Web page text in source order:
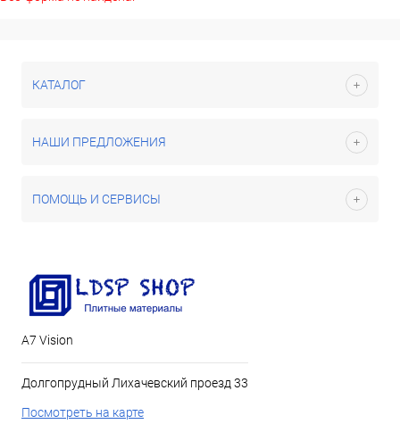
КАТАЛОГ
НАШИ ПРЕДЛОЖЕНИЯ
ПОМОЩЬ И СЕРВИСЫ
А7 Vision
Долгопрудный Лихачевский проезд 33
Посмотреть на карте